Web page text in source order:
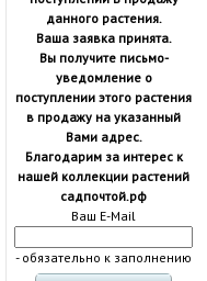
данного растения.
Ваша заявка принята.
Вы получите письмо-
уведомление о
поступлении этого растения
в продажу на указанный
Вами адрес.
Благодарим за интерес к
нашей коллекции растений
садпочтой.рф
Ваш E-Mail
- обязательно к заполнению